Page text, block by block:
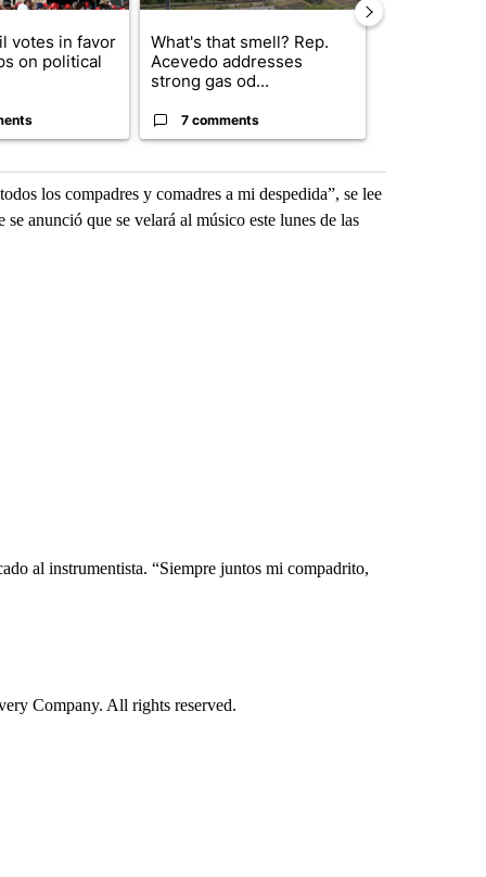
votes in favor
on political
What's that smell? Rep.
Acevedo addresses
strong gas od...
7 comments
los compadres y comadres a mi despedida”, se lee
anunció que se velará al músico este lunes de las
al instrumentista. “Siempre juntos mi compadrito,
Company. All rights reserved.